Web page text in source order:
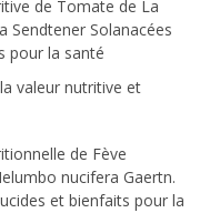
de Tomate de La
Sendtener Solanacées
pour la santé
valeur nutritive et
de Fève
nucifera Gaertn.
et bienfaits pour la